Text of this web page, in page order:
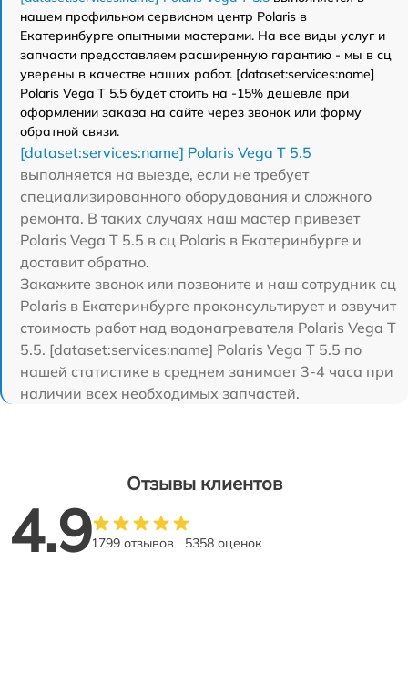
нашем профильном сервисном центр Polaris в
Екатеринбурге опытными мастерами. На все виды услуг и
запчасти предоставляем расширенную гарантию - мы в сц
уверены в качестве наших работ. [dataset:services:name]
Polaris Vega T 5.5 будет стоить на -15% дешевле при
оформлении заказа на сайте через звонок или форму
обратной связи.
[dataset:services:name] Polaris Vega T 5.5
выполняется на выезде, если не требует
специализированного оборудования и сложного
ремонта. В таких случаях наш мастер привезет
Polaris Vega T 5.5 в сц Polaris в Екатеринбурге и
доставит обратно.
Закажите звонок или позвоните и наш сотрудник сц
Polaris в Екатеринбурге проконсультирует и озвучит
стоимость работ над водонагревателя Polaris Vega T
5.5. [dataset:services:name] Polaris Vega T 5.5 по
нашей статистике в среднем занимает 3-4 часа при
наличии всех необходимых запчастей.
Отзывы клиентов
4.91799 отзывов 5358 оценок